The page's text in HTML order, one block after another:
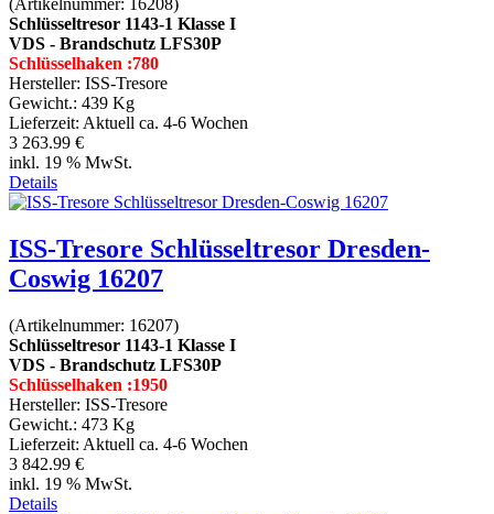
Schlüsseltresor 1143-1 Klasse I
VDS - Brandschutz LFS30P
Schlüsselhaken :780
Hersteller: ISS-Tresore
Gewicht.: 439 Kg
Lieferzeit: Aktuell ca. 4-6 Wochen
3 263.99 €
inkl. 19 % MwSt.
Details
ISS-Tresore Schlüsseltresor Dresden-
Coswig 16207
(Artikelnummer: 16207)
Schlüsseltresor 1143-1 Klasse I
VDS - Brandschutz LFS30P
Schlüsselhaken :1950
Hersteller: ISS-Tresore
Gewicht.: 473 Kg
Lieferzeit: Aktuell ca. 4-6 Wochen
3 842.99 €
inkl. 19 % MwSt.
Details